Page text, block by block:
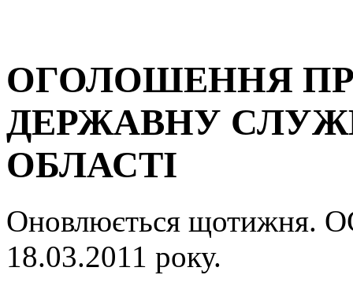
ОГОЛОШЕННЯ
ДЕРЖАВНУ
ОБЛАСТІ
Оновлюється
18.03.2011 року.